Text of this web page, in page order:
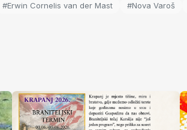
#Erwin Cornelis van der Mast
#Nova Varoš